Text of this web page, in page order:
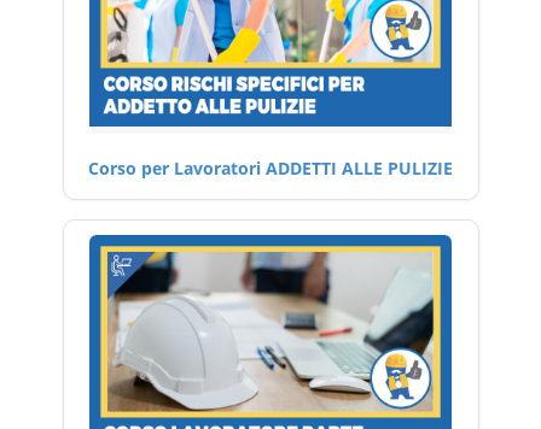
Corso per Lavoratori ADDETTI ALLE PULIZIE